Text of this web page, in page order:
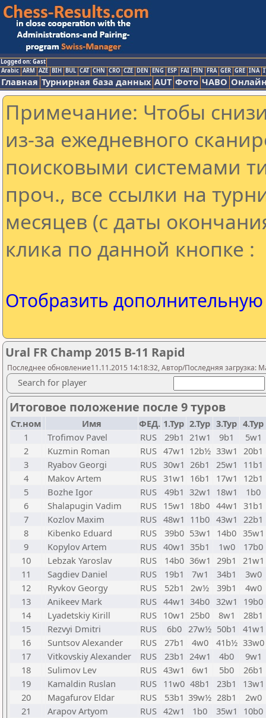
Logged on: Gast
Arabic ARM AZE BIH BUL CAT CHN CRO CZE DEN ENG ESP FAI FIN FRA GER GRE INA
Главная Турнирная база данных AUT Фото ЧАВО
Примечание: Чтобы
из-за ежедневного
поисковыми системами
проч., все ссылки на
месяцев (с даты
клика по данной кнопке :
Отобразить
Ural FR Champ 2015 B-11 Rapid
Последнее обновление11.11.2015 14:18:32, Автор/Последняя загрузка:
Search for player
Итоговое положение после 9 туров
Ст.ном Имя ФЕД. 1.Тур 2.Тур 3.Тур 4.Тур
1
Trofimov Pavel RUS 29b1 21w1 9b1
5w1
2
Kuzmin Roman RUS 47w1 12b½ 33w1 20b1
3
Ryabov Georgi RUS 30w1 26b1 25w1
11b1
4
Makov Artem RUS 31w1 16b1 17w1
12b1
5
Bozhe Igor RUS 49b1 32w1 18w1
1b0
6
Shalapugin Vadim RUS 15w1 18b0 44w1 31b1
7
Kozlov Maxim RUS 48w1 11b0 43w1 22b1
8
Kibenko Eduard RUS 39b0 53w1 14b0 35w1
9
Kopylov Artem RUS 40w1 35b1 1w0
17b0
10
Lebzak Yaroslav RUS 14b0 36w1 29b1
21w1
11
Sagdiev Daniel RUS 19b1 7w1 34b1
3w0
12
Ryvkov Georgy RUS 52b1 2w½ 39b1
4w0
13
Anikeev Mark RUS 44w1 34b0 32w1
19b0
14
Lyadetskiy Kirill RUS 10w1 25b0 8w1
28b1
15
Rezvyi Dmitri RUS 6b0 27w½ 50b1
41w1
16
Suntsov Alexander RUS 27b1 4w0 41b½ 33w0
17
Vitkovskiy Alexander RUS 23b1 24w1 4b0
9w1
18
Sulimov Lev RUS 43w1 6w1 5b0
26b1
19
Kamaldin Ruslan RUS 11w0 48b1 23b1
13w1
20
Magafurov Eldar RUS 53b1 39w½ 28b1
2w0
21
Arapov Artyom RUS 42w1 1b0 35w1
10b0